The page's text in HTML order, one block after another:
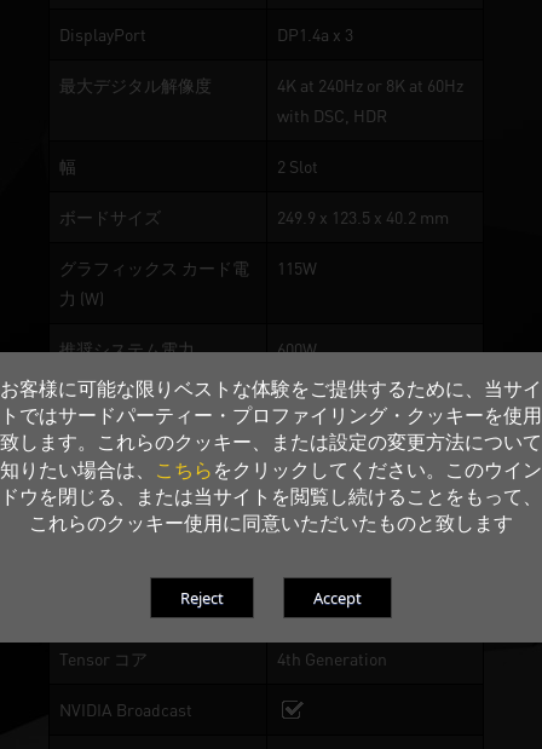
お客様に可能な限りベストな体験をご提供するために、当サイ
トではサードパーティー・プロファイリング・クッキーを使用
致します。これらのクッキー、または設定の変更方法について
知りたい場合は、
こちら をクリックしてください。このウイン
ドウを閉じる、または当サイトを閲覧し続けることをもって、
これらのクッキー使用に同意いただいたものと致します
DisplayPort DP1.4a x 3
最大デジタル解像度
4K at 240Hz or 8K at 60Hz
with DSC, HDR
幅 2 Slot
ボードサイズ 249.9 x 123.5 x 40.2 mm
グラフィックス カード電
力 (W)
115W
推奨システム電力 600W
補助電力コネクター 8-pin x 1
0-dB(デジベル) テクニッ
ク
レイ トレーシング コア 3rd Generation
Tensor コア 4th Generation
NVIDIA Broadcast